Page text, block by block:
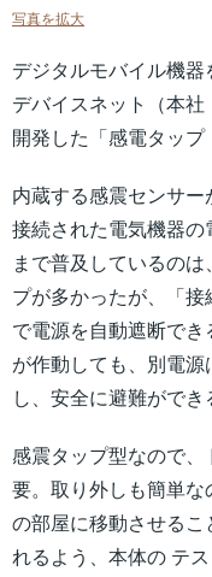
写真を拡大
デジタルモバイル機
デバイスネット（本
開発した「感電タップ
内蔵する感震センサー
接続された電気機器
まで普及しているの
プが多かったが、「接
で電源を自動遮断で
が作動しても、別電
し、安全に避難ができ
感震タップ型なので、
要。取り外しも簡単な
の部屋に移動させるこ
れるよう、本体の テ